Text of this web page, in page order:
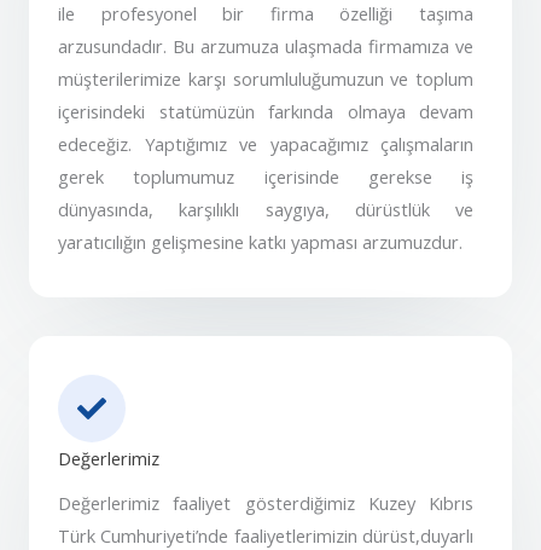
ile profesyonel bir firma özelliği taşıma
arzusundadır. Bu arzumuza ulaşmada firmamıza ve
müşterilerimize karşı sorumluluğumuzun ve toplum
içerisindeki statümüzün farkında olmaya devam
edeceğiz. Yaptığımız ve yapacağımız çalışmaların
gerek toplumumuz içerisinde gerekse iş
dünyasında, karşılıklı saygıya, dürüstlük ve
yaratıcılığın gelişmesine katkı yapması arzumuzdur.
Değerlerimiz
Değerlerimiz faaliyet gösterdiğimiz Kuzey Kıbrıs
Türk Cumhuriyeti’nde faaliyetlerimizin dürüst,duyarlı